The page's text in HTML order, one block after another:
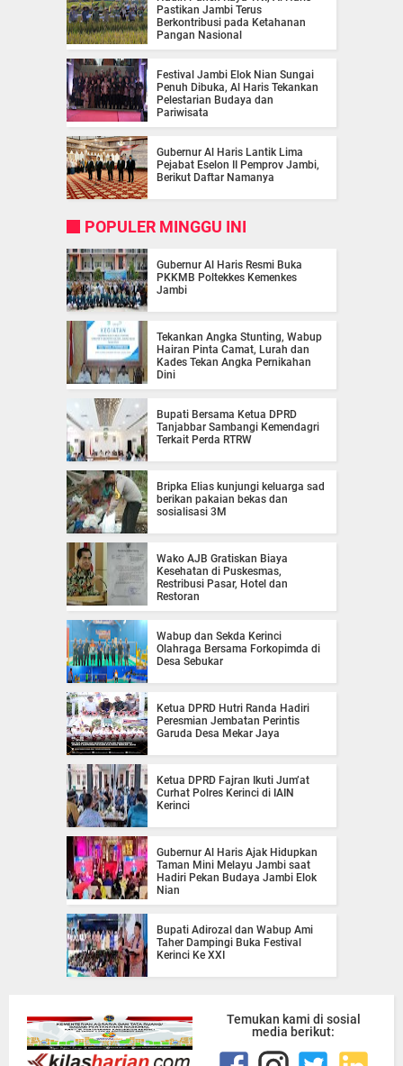
Pastikan Jambi Terus
Berkontribusi pada Ketahanan
Pangan Nasional
Festival Jambi Elok Nian Sungai
Penuh Dibuka, Al Haris Tekankan
Pelestarian Budaya dan
Pariwisata
Gubernur Al Haris Lantik Lima
Pejabat Eselon II Pemprov Jambi,
Berikut Daftar Namanya
POPULER MINGGU INI
Gubernur Al Haris Resmi Buka
PKKMB Poltekkes Kemenkes
Jambi
Tekankan Angka Stunting, Wabup
Hairan Pinta Camat, Lurah dan
Kades Tekan Angka Pernikahan
Dini
Bupati Bersama Ketua DPRD
Tanjabbar Sambangi Kemendagri
Terkait Perda RTRW
Bripka Elias kunjungi keluarga sad
berikan pakaian bekas dan
sosialisasi 3M
Wako AJB Gratiskan Biaya
Kesehatan di Puskesmas,
Restribusi Pasar, Hotel dan
Restoran
Wabup dan Sekda Kerinci
Olahraga Bersama Forkopimda di
Desa Sebukar
Ketua DPRD Hutri Randa Hadiri
Peresmian Jembatan Perintis
Garuda Desa Mekar Jaya
Ketua DPRD Fajran Ikuti Jum’at
Curhat Polres Kerinci di IAIN
Kerinci
Gubernur Al Haris Ajak Hidupkan
Taman Mini Melayu Jambi saat
Hadiri Pekan Budaya Jambi Elok
Nian
Bupati Adirozal dan Wabup Ami
Taher Dampingi Buka Festival
Kerinci Ke XXI
Temukan kami di sosial
media berikut: